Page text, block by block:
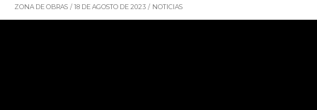
ZONA DE OBRAS 18 DE AGOSTO DE 2023 NOTICIAS